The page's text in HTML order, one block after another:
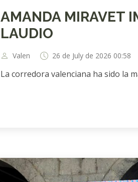
AMANDA MIRAVET
LAUDIO
Valen 26 de July de 2026 00:58
La corredora valenciana ha sido la